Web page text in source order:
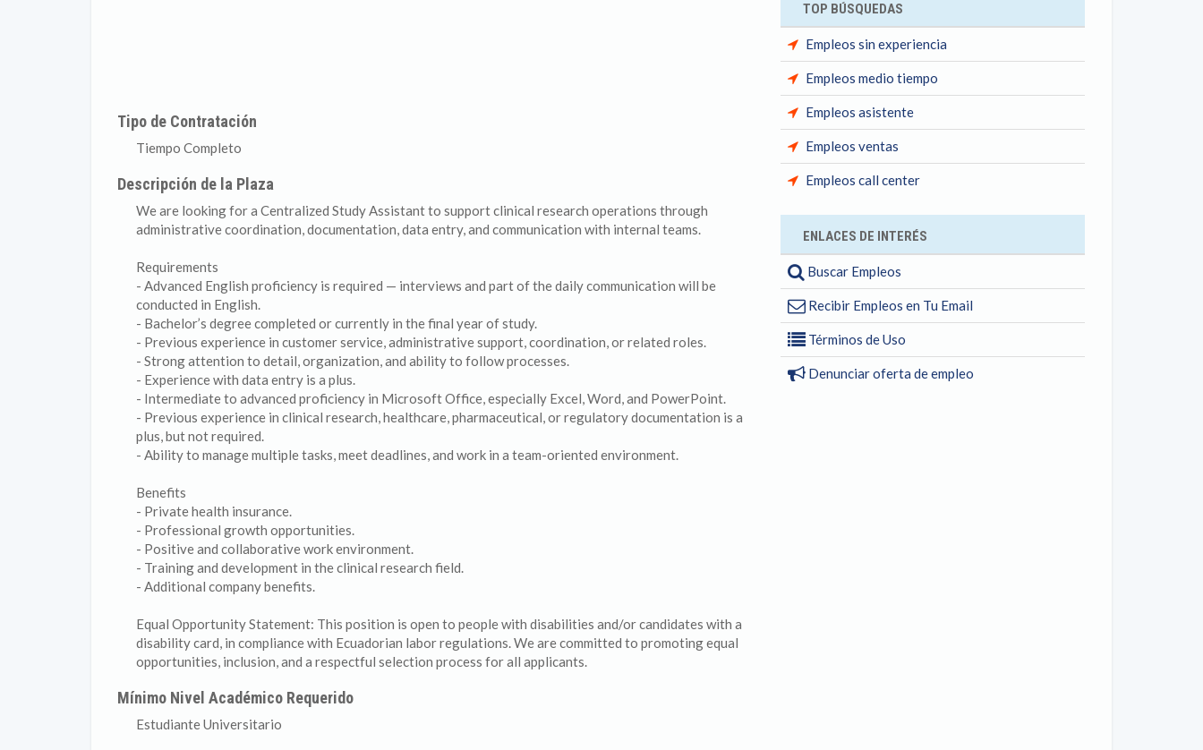
Tipo de Contratación
Tiempo Completo
Descripción de la Plaza
We are looking for a Centralized Study Assistant to support clinical research operations through
administrative coordination, documentation, data entry, and communication with internal teams.
Requirements
- Advanced English proficiency is required — interviews and part of the daily communication will be
conducted in English.
- Bachelor’s degree completed or currently in the final year of study.
- Previous experience in customer service, administrative support, coordination, or related roles.
- Strong attention to detail, organization, and ability to follow processes.
- Experience with data entry is a plus.
- Intermediate to advanced proficiency in Microsoft Office, especially Excel, Word, and PowerPoint.
- Previous experience in clinical research, healthcare, pharmaceutical, or regulatory documentation is a
plus, but not required.
- Ability to manage multiple tasks, meet deadlines, and work in a team-oriented environment.
Benefits
- Private health insurance.
- Professional growth opportunities.
- Positive and collaborative work environment.
- Training and development in the clinical research field.
- Additional company benefits.
Equal Opportunity Statement: This position is open to people with disabilities and/or candidates with a
disability card, in compliance with Ecuadorian labor regulations. We are committed to promoting equal
opportunities, inclusion, and a respectful selection process for all applicants.
Mínimo Nivel Académico Requerido
Estudiante Universitario
TOP BÚSQUEDAS
Empleos sin experiencia
Empleos medio tiempo
Empleos asistente
Empleos ventas
Empleos call center
ENLACES DE INTERÉS
Buscar Empleos
Recibir Empleos en Tu Email
Términos de Uso
Denunciar oferta de empleo